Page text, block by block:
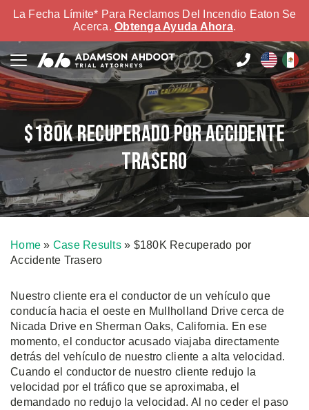
La Fecha Límite* Para Reclamos Del Incendio Eaton Se
Acerca. Obtenga Ayuda Ahora.
$180K Recuperado por Accidente
Trasero
Home » Case Results» $180K Recuperado por
Accidente Trasero
Nuestro cliente era el conductor de un vehículo que
conducía hacia el oeste en Mullholland Drive cerca de
Nicada Drive en Sherman Oaks, California. En ese
momento, el conductor acusado viajaba directamente
detrás del vehículo de nuestro cliente a alta velocidad.
Cuando el conductor de nuestro cliente redujo la
velocidad por el tráfico que se aproximaba, el
demandado no redujo la velocidad. Al no ceder el paso